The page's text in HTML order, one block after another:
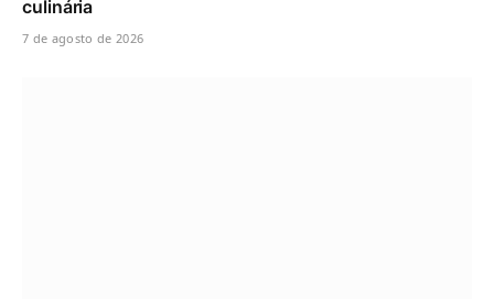
culinária
7 de agosto de 2026